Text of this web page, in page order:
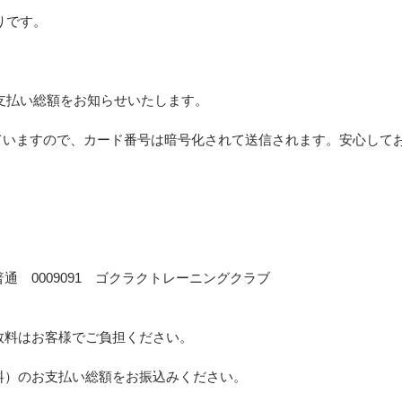
す。
い総額をお知らせいたします。
ますので、カード番号は暗号化されて送信されます。安心して
0009091 ゴクラクトレーニングクラブ
はお客様でご負担ください。
のお支払い総額をお振込みください。